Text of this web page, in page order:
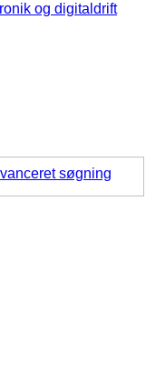
og digitaldrift
søgning